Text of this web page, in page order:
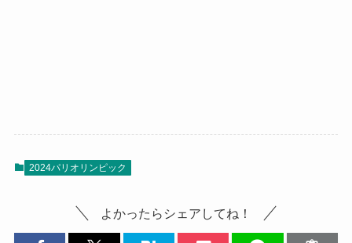
2024パリオリンピック
よかったらシェアしてね！